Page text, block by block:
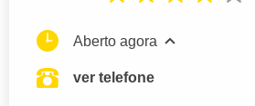
Aberto agora
ver telefone